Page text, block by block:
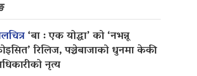
‘बा : एक योद्धा’ को ‘नभन्नू
रिलिज, पञ्चेबाजाको धुनमा केकी
नृत्य